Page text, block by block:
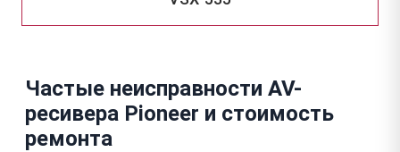
Частые неисправности AV-
ресивера Pioneer и стоимость
ремонта